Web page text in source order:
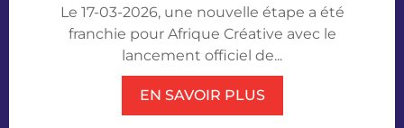
Le 17-03-2026, une nouvelle étape a été
franchie pour Afrique Créative avec le
lancement officiel de...
EN SAVOIR PLUS